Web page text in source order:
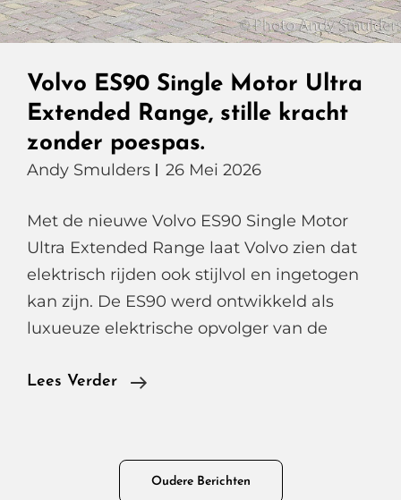
Volvo ES90 Single Motor Ultra
Extended Range, stille kracht
zonder poespas.
Andy Smulders 26 Mei 2026
Met de nieuwe Volvo ES90 Single Motor
Ultra Extended Range laat Volvo zien dat
elektrisch rijden ook stijlvol en ingetogen
kan zijn. De ES90 werd ontwikkeld als
luxueuze elektrische opvolger van de
Lees Verder
Volvo
Motor
Ultra
Berichtennavigatie
Oudere Berichten